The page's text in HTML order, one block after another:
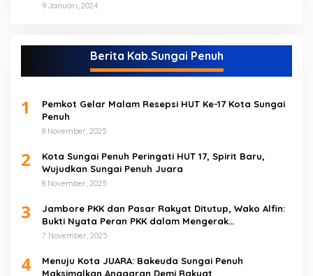
9 Januari, 2024
Berita Kab.Sungai Penuh
1
Pemkot Gelar Malam Resepsi HUT Ke-17 Kota Sungai
Penuh
8 November, 2025
2
Kota Sungai Penuh Peringati HUT 17, Spirit Baru,
Wujudkan Sungai Penuh Juara
8 November, 2025
3
Jambore PKK dan Pasar Rakyat Ditutup, Wako Alfin:
Bukti Nyata Peran PKK dalam Mengerak
Perekonomian Masyarakat
7 November, 2025
4
Menuju Kota JUARA: Bakeuda Sungai Penuh
Maksimalkan Anggaran Demi Rakyat